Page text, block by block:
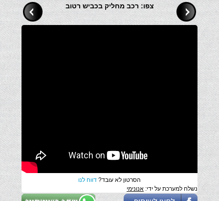
צפו: רכב מחליק בכביש רטוב
הסרטון לא עובד? דווח לנו
נשלח למערכת על ידי: אנונימי